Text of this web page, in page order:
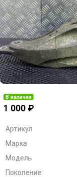
В наличии
1 000 ₽
Артикул
Марка
Модель
Поколение